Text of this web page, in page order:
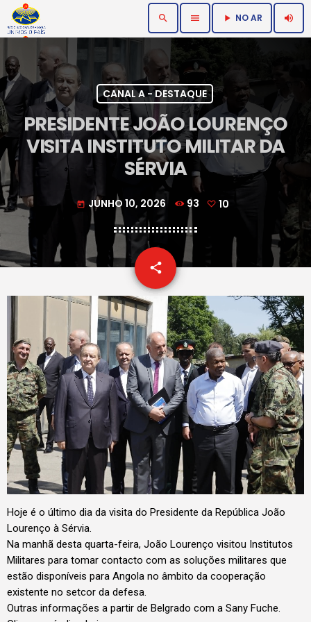
search menu play_arrow NO AR volume_up
CANAL A - DESTAQUE
PRESIDENTE JOÃO LOURENÇO
VISITA INSTITUTO MILITAR DA
SÉRVIA
today JUNHO 10, 2026 93 10
share
email
Hoje é o último dia da visita do Presidente da República João
Lourenço à Sérvia.
Na manhã desta quarta-feira, João Lourenço visitou Institutos
Militares para tomar contacto com as soluções militares que
estão disponíveis para Angola no âmbito da cooperação
existente no setcor da defesa.
Outras informações a partir de Belgrado com a Sany Fuche.